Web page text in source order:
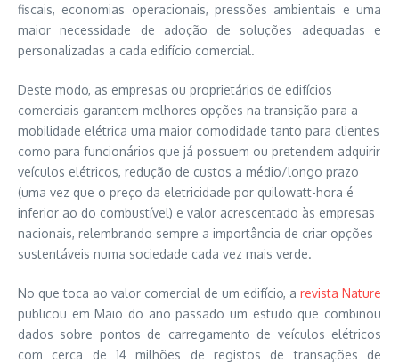
fiscais, economias operacionais, pressões ambientais e uma
maior necessidade de adoção de soluções adequadas e
personalizadas a cada edifício comercial.
Deste modo, as empresas ou proprietários de edifícios
comerciais garantem melhores opções na transição para a
mobilidade elétrica uma maior comodidade tanto para clientes
como para funcionários que já possuem ou pretendem adquirir
veículos elétricos, redução de custos a médio/longo prazo
(uma vez que o preço da eletricidade por quilowatt-hora é
inferior ao do combustível) e valor acrescentado às empresas
nacionais, relembrando sempre a importância de criar opções
sustentáveis numa sociedade cada vez mais verde.
No que toca ao valor comercial de um edifício, a revista Nature
publicou em Maio do ano passado um estudo que combinou
dados sobre pontos de carregamento de veículos elétricos
com cerca de 14 milhões de registos de transações de